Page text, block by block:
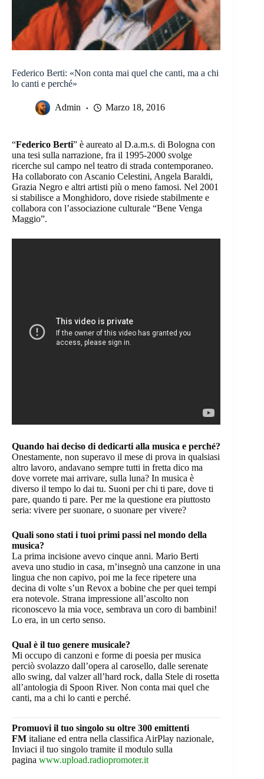
Federico Berti: «Non conta mai quel che canti, ma a chi
lo canti e perché»
Admin Marzo 18, 2016
“Federico Berti” è aureato al D.a.m.s. di Bologna con
una tesi sulla narrazione, fra il 1995-2000 svolge
ricerche sul campo nel teatro di strada contemporaneo.
Ha collaborato con Ascanio Celestini, Angela Baraldi,
Grazia Negro e altri artisti più o meno famosi. Nel 2001
si stabilisce a Monghidoro, dove risiede stabilmente e
collabora con l’associazione culturale “Bene Venga
Maggio”.
Quando hai deciso di dedicarti alla musica e perché?
Onestamente, non superavo il mese di prova in qualsiasi
altro lavoro, andavano sempre tutti in fretta dico ma
dove vorrete mai arrivare, sulla luna? In musica è
diverso il tempo lo dai tu. Suoni per chi ti pare, dove ti
pare, quando ti pare. Per me la questione era piuttosto
seria: vivere per suonare, o suonare per vivere?
Quali sono stati i tuoi primi passi nel mondo della
musica?
La prima incisione avevo cinque anni. Mario Berti
aveva uno studio in casa, m’insegnò una canzone in una
lingua che non capivo, poi me la fece ripetere una
decina di volte s’un Revox a bobine che per quei tempi
era notevole. Strana impressione all’ascolto non
riconoscevo la mia voce, sembrava un coro di bambini!
Lo era, in un certo senso.
Qual è il tuo genere musicale?
Mi occupo di canzoni e forme di poesia per musica
perciò svolazzo dall’opera al carosello, dalle serenate
allo swing, dal valzer all’hard rock, dalla Stele di rosetta
all’antologia di Spoon River. Non conta mai quel che
canti, ma a chi lo canti e perché.
Promuovi il tuo singolo su oltre 300 emittenti
FM italiane ed entra nella classifica AirPlay nazionale,
Inviaci il tuo singolo tramite il modulo sulla
pagina www.upload.radiopromoter.it